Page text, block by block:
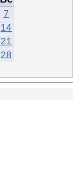
7
14
21
28